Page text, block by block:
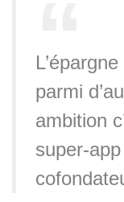
parmi
ambition
super-